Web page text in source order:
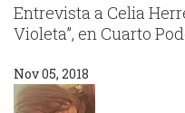
Entrevista a Celia
Violeta”, en Cuarto
Nov 05, 2018